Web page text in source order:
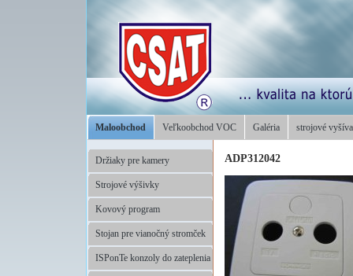
Maloobchod Veľkoobchod VOC Galéria strojové
Držiaky pre kamery
Strojové výšivky
Kovový program
Stojan pre vianočný stromček
ISPonTe konzoly do zateplenia
ADP312042